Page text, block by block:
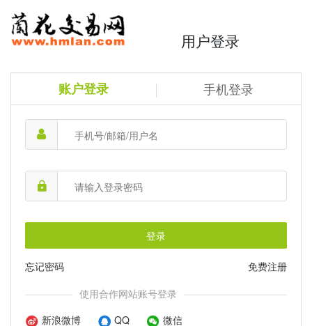
用户登录
账户登录 手机登录
登录
免费注册
忘记密码
使用合作网站账号登录
新浪微博
QQ 微信